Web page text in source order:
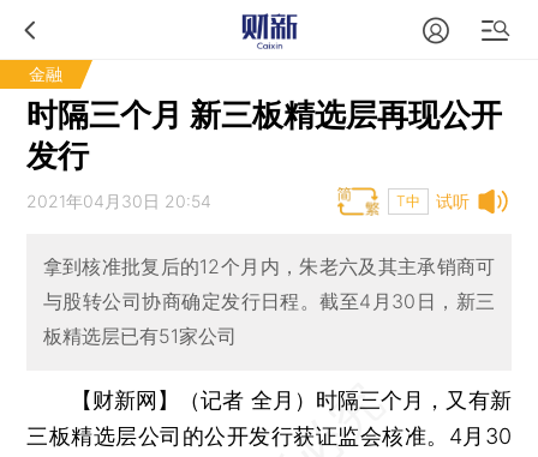
金融
时隔三个月 新三板精选层再现公开
发行
试听
2021年04月30日 20:54 T中
拿到核准批复后的12个月内，朱老六及其主承销商可
与股转公司协商确定发行日程。截至4月30日，新三
板精选层已有51家公司
【财新网】（记者 全月） 时隔三个月，又有新
三板精选层公司的公开发行获证监会核准。4月30